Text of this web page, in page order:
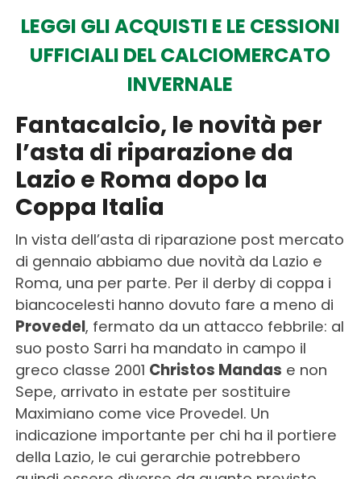
LEGGI GLI ACQUISTI E LE CESSIONI
UFFICIALI DEL CALCIOMERCATO
INVERNALE
Fantacalcio, le novità per
l’asta di riparazione da
Lazio e Roma dopo la
Coppa Italia
In vista dell’asta di riparazione post mercato
di gennaio abbiamo due novità da Lazio e
Roma, una per parte. Per il derby di coppa i
biancocelesti hanno dovuto fare a meno di
Provedel, fermato da un attacco febbrile: al
suo posto Sarri ha mandato in campo il
greco classe 2001 Christos Mandas e non
Sepe, arrivato in estate per sostituire
Maximiano come vice Provedel. Un
indicazione importante per chi ha il portiere
della Lazio, le cui gerarchie potrebbero